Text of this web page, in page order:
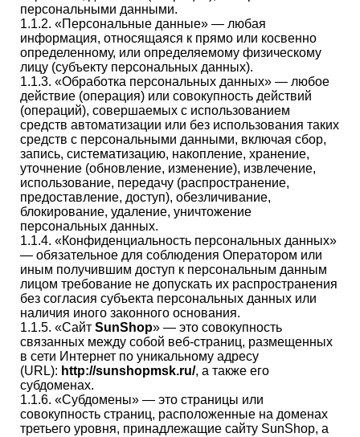
персональными данными.
1.1.2. «Персональные данные» — любая
информация, относящаяся к прямо или косвенно
определенному, или определяемому физическому
лицу (субъекту персональных данных).
1.1.3. «Обработка персональных данных» — любое
действие (операция) или совокупность действий
(операций), совершаемых с использованием
средств автоматизации или без использования таких
средств с персональными данными, включая сбор,
запись, систематизацию, накопление, хранение,
уточнение (обновление, изменение), извлечение,
использование, передачу (распространение,
предоставление, доступ), обезличивание,
блокирование, удаление, уничтожение
персональных данных.
1.1.4. «Конфиденциальность персональных данных»
— обязательное для соблюдения Оператором или
иным получившим доступ к персональным данным
лицом требование не допускать их распространения
без согласия субъекта персональных данных или
наличия иного законного основания.
1.1.5. «Сайт SunShop» — это совокупность
связанных между собой веб-страниц, размещенных
в сети Интернет по уникальному адресу
(URL): http://sunshopmsk.ru/, а также его
субдоменах.
1.1.6. «Субдомены» — это страницы или
совокупность страниц, расположенные на доменах
третьего уровня, принадлежащие сайту SunShop, а